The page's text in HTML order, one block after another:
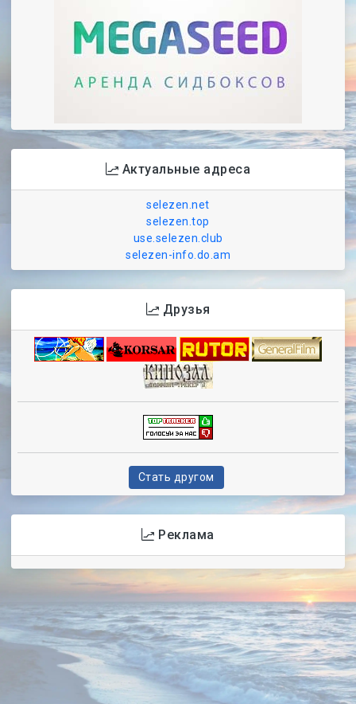
Актуальные адреса
selezen.net
selezen.top
use.selezen.club
selezen-info.do.am
Друзья
Стать другом
Реклама